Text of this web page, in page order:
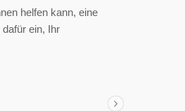
helfen kann, eine
ein, Ihr